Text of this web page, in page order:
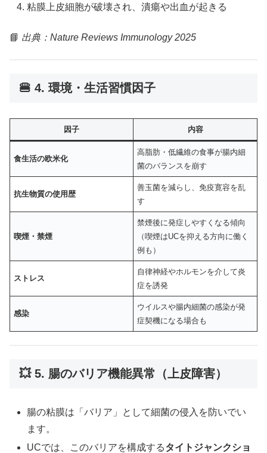
粘膜上皮細胞が破壊され、潰瘍や出血が起きる
📘 出典：Nature Reviews Immunology 2025
🍔 4. 環境・生活習慣因子
因子 内容
食生活の欧米化
高脂肪・低繊維の食事が腸内細
菌のバランスを崩す
抗生物質の使用歴
善玉菌を減らし、免疫寛容を乱
す
喫煙・禁煙
禁煙後に発症しやすくなる傾向
（喫煙はUCを抑える方向に働く
例も）
ストレス
自律神経やホルモンを介して炎
症を誘発
感染
ウイルスや腸内細菌の感染が発
症契機になる場合も
💥 5. 腸のバリア機能異常（上皮障害）
腸の粘膜は「バリア」として細菌の侵入を防いでい
ます。
UCでは、このバリアを構成するタイトジャンクショ